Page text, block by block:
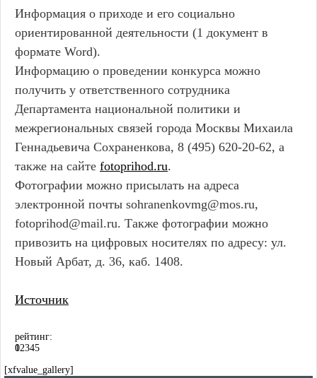
Информация о приходе и его социально
ориентированной деятельности (1 документ в
формате Word).
Информацию о проведении конкурса можно
получить у ответственного сотрудника
Департамента национальной политики и
межрегиональных связей города Москвы Михаила
Геннадьевича Сохраненкова, 8 (495) 620-20-62, а
также на сайте fotoprihod.ru.
Фотографии можно присылать на адреса
электронной почты sohranenkovmg@mos.ru,
fotoprihod@mail.ru. Также фотографии можно
привозить на цифровых носителях по адресу: ул.
Новый Арбат, д. 36, каб. 1408.
Источник
рейтинг:
0
12345
[xfvalue_gallery]